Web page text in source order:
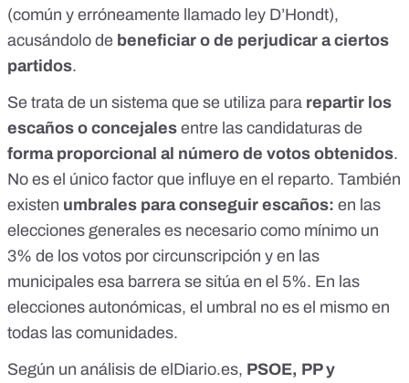
(común y erróneamente llamado ley D’Hondt),
acusándolo de beneficiar o de perjudicar a ciertos
partidos.
Se trata de un sistema que se utiliza para repartir los
escaños o concejales entre las candidaturas de
forma proporcional al número de votos obtenidos.
No es el único factor que influye en el reparto. También
existen umbrales para conseguir escaños: en las
elecciones generales es necesario como mínimo un
3% de los votos por circunscripción y en las
municipales esa barrera se sitúa en el 5%. En las
elecciones autonómicas, el umbral no es el mismo en
todas las comunidades.
Según un análisis de elDiario.es, PSOE, PP y